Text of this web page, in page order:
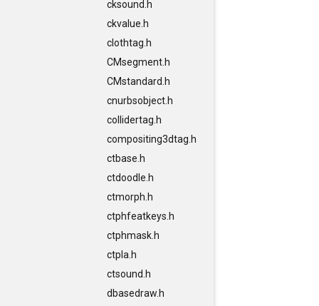
cksound.h
ckvalue.h
clothtag.h
CMsegment.h
CMstandard.h
cnurbsobject.h
collidertag.h
compositing3dtag.h
ctbase.h
ctdoodle.h
ctmorph.h
ctphfeatkeys.h
ctphmask.h
ctpla.h
ctsound.h
dbasedraw.h